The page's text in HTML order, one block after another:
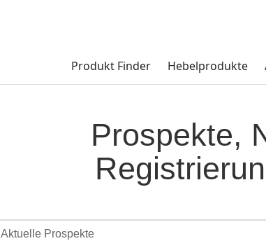
Produkt Finder Hebelprodukte
Prospekte,
Aktuelle Prospekte